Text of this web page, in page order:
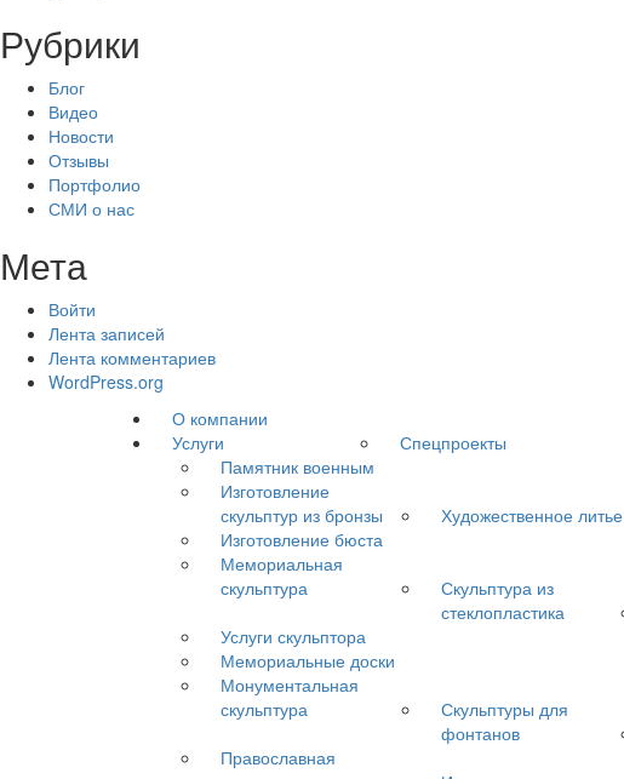
Рубрики
Блог
Видео
Новости
Отзывы
Портфолио
СМИ о нас
Мета
Войти
Лента записей
Лента комментариев
WordPress.org
О компании
Услуги
Спецпроекты
Памятник военным
Изготовление
скульптур из бронзы
Художественное литье
Изготовление бюста
Мемориальная
скульптура
Скульптура из
стеклопластика
Услуги скульптора
Мемориальные доски
Монументальная
скульптура
Скульптуры для
фонтанов
Православная